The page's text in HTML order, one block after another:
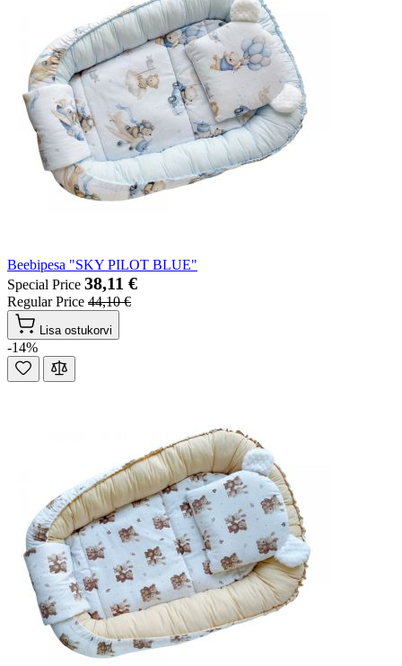
Beebipesa "SKY PILOT BLUE"
Special Price 38,11 €
Regular Price 44,10 €
Lisa ostukorvi
-14%